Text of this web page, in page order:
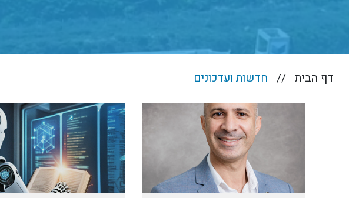
דף הבית חדשות ועדכונים